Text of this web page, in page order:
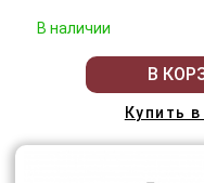
В наличии
В
Купить